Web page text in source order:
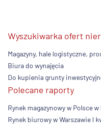
Wyszukiwarka ofert
Magazyny, hale logistyczne,
Biura do wynajęcia
Do kupienia grunty
Polecane raporty
Rynek magazynowy w Polsce
Rynek biurowy w Warszawie I